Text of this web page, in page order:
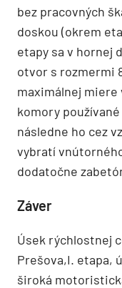
bez pracovných
doskou (okrem
etapy sa v hornej
otvor s rozmermi
maximálnej
komory
následne ho cez
vybratí
dodatočne
Záver
Úsek rýchlostnej
Prešova,I. etapa,
široká